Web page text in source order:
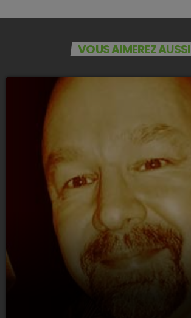
VOUS AIMEREZ AUSSI